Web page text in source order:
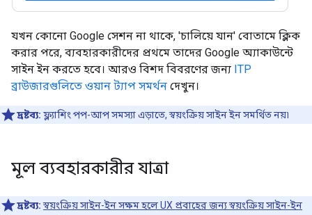
যখন কোনো Google সেশন না থাকে, 'চালিয়ে যান' বোতামে ক্লিক
করার পরে, ব্যবহারকারীদের প্রথমে তাদের Google অ্যাকাউন্টে
সাইন ইন করতে হবে। আরও বিশদ বিবরণের জন্য ITP
ব্রাউজারগুলিতে ওয়ান ট্যাপ সমর্থন দেখুন।
দ্রষ্টব্য: ফ্ল্যাশিং পপ-আপ সমস্যা এড়াতে, স্বয়ংক্রিয় সাইন ইন সমর্থিত নয়৷
মূল ব্যবহারকারীর যাত্রা
দ্রষ্টব্য: স্বয়ংক্রিয় সাইন-ইন সক্ষম হলে UX প্রবাহের জন্য স্বয়ংক্রিয় সাইন-ইন